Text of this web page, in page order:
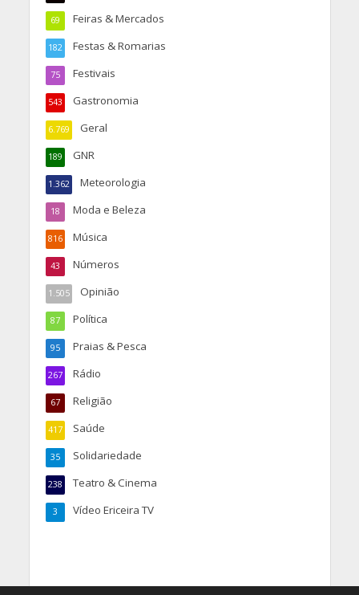
Feiras & Mercados
69
Festas & Romarias
182
Festivais
75
Gastronomia
543
Geral
6.769
GNR
189
Meteorologia
1.362
Moda e Beleza
18
Música
816
Números
43
Opinião
1.505
Política
87
Praias & Pesca
95
Rádio
267
Religião
67
Saúde
417
Solidariedade
35
Teatro & Cinema
238
Vídeo Ericeira TV
3